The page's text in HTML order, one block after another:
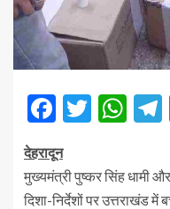
Facebook
देहरादून
मुख्यमंत्री पुष्कर सिंह धामी
दिशा-निर्देशों पर उत्तराखंड